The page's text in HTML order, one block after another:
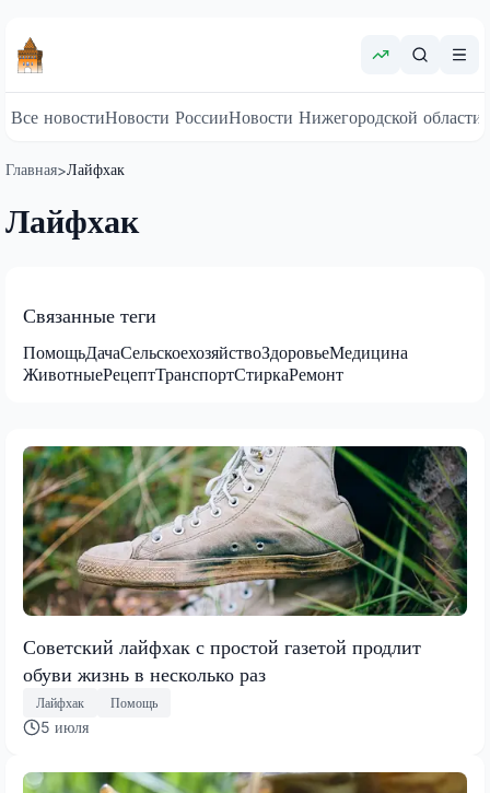
Все новостиНовости РоссииНовости Нижегородской области
Главная>Лайфхак
Лайфхак
Связанные теги
ПомощьДачаСельскоехозяйствоЗдоровьеМедицина
ЖивотныеРецептТранспортСтиркаРемонт
Советский лайфхак с простой газетой продлит
обуви жизнь в несколько раз
Лайфхак Помощь
5 июля